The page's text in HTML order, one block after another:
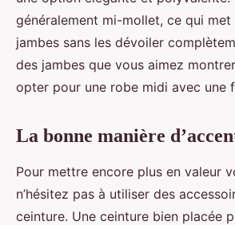
généralement mi-mollet, ce qui met
jambes sans les dévoiler
des jambes que vous aimez
opter pour une robe midi avec une
La bonne manière
Pour mettre encore plus en valeur
n’hésitez pas à utiliser des
ceinture. Une ceinture bien placée